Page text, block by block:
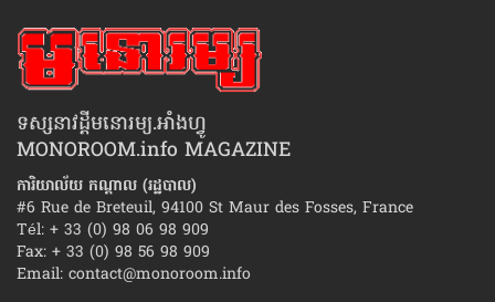
ទស្សនាវដ្ដីមនោរម្យ.អាំងហ្វូ
MONOROOM.info MAGAZINE
ការិយាល័យ កណ្ដាល (រដ្ឋបាល)
#6 Rue de Breteuil, 94100 St Maur des Fosses, France
Tél: + 33 (0) 98 06 98 909
Fax: + 33 (0) 98 56 98 909
Email: contact@monoroom.info